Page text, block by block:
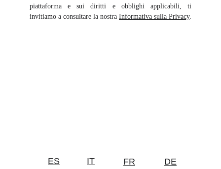
piattaforma e sui diritti e obblighi applicabili, ti
invitiamo a consultare la nostra Informativa sulla Privacy.
ES IT FR DE